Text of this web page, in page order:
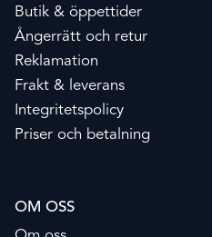
Butik & öppettider
Ångerrätt och retur
Reklamation
Frakt & leverans
Integritetspolicy
Priser och betalning
OM OSS